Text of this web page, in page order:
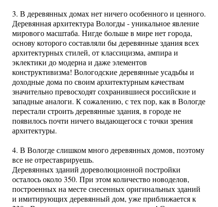
3. В деревянных домах нет ничего особенного и ценного.
Деревянная архитектура Вологды - уникальное явление
мирового масштаба. Нигде больше в мире нет города,
основу которого составляли бы деревянные здания всех
архитектурных стилей, от классицизма, ампира и
эклектики до модерна и даже элементов
конструктивизма! Вологодские деревянные усадьбы и
доходные дома по своим архитектурным качествам
значительно превосходят сохранившиеся российские и
западные аналоги. К сожалению, с тех пор, как в Вологде
перестали строить деревянные здания, в городе не
появилось почти ничего выдающегося с точки зрения
архитектуры.
4. В Вологде слишком много деревянных домов, поэтому
все не отреставрируешь.
Деревянных зданий дореволюционной постройки
осталось около 350. При этом количество новоделов,
построенных на месте снесенных оригинальных зданий
и имитирующих деревянный дом, уже приближается к